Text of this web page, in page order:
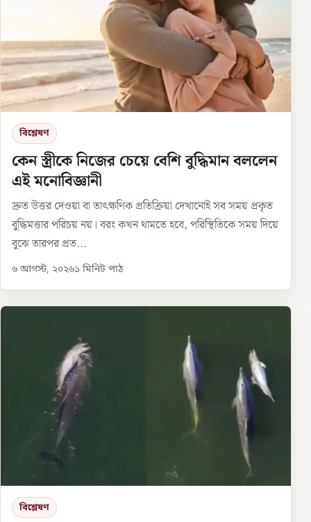
বিশ্লেষণ
কেন স্ত্রীকে নিজের চেয়ে বেশি বুদ্ধিমান বললেন
এই মনোবিজ্ঞানী
দ্রুত উত্তর দেওয়া বা তাৎক্ষণিক প্রতিক্রিয়া দেখানোই সব সময় প্রকৃত
বুদ্ধিমত্তার পরিচয় নয়। বরং কখন থামতে হবে, পরিস্থিতিকে সময় দিয়ে
বুঝে তারপর প্রত...
৬ আগস্ট, ২০২৬১ মিনিট পাঠ
বিশ্লেষণ